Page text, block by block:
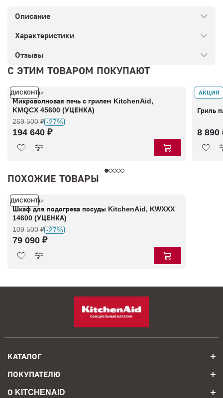
Описание
Характеристики
Отзывы
С ЭТИМ ТОВАРОМ ПОКУПАЮТ
ДИСКОНТ
В наличии
Микроволновая печь с грилем KitchenAid,
KMQCX 45600 (УЦЕНКА)
269 500 ₽ -27%
194 640 ₽
АКЦИЯ
В
Гриль
8 890
ПОХОЖИЕ ТОВАРЫ
ДИСКОНТ
В наличии
Шкаф для подогрева посуды KitchenAid, KWXXX
14600 (УЦЕНКА)
109 500 ₽ -27%
79 090 ₽
КАТАЛОГ
ПОКУПАТЕЛЮ
О KITCHENAID